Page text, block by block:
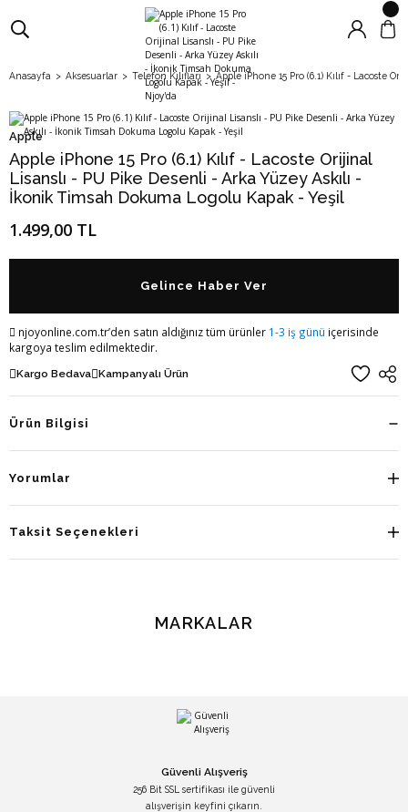
Anasayfa Aksesuarlar Telefon Kılıfları Apple iPhone 15 Pro (6.1) Kılıf - Lacoste
Apple
Apple iPhone 15 Pro (6.1) Kılıf - Lacoste Orijinal
Lisanslı - PU Pike Desenli - Arka Yüzey Askılı -
İkonik Timsah Dokuma Logolu Kapak - Yeşil
1.499,00 TL
Gelince Haber Ver
njoyonline.com.tr’den satın aldığınız tüm ürünler 1-3 iş günü içerisinde
kargoya teslim edilmektedir.
Kargo Bedava Kampanyalı Ürün
Ürün Bilgisi
Yorumlar
Taksit Seçenekleri
MARKALAR
Güvenli Alışveriş
256 Bit SSL sertifikası ile güvenli
alışverişin keyfini çıkarın.